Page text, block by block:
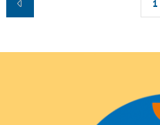
1